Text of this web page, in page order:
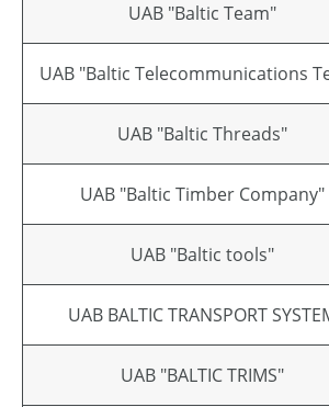
UAB "Baltic Team"
UAB "Baltic Telecommunications
UAB "Baltic Threads"
UAB "Baltic Timber Company"
UAB "Baltic tools"
UAB BALTIC TRANSPORT
UAB "BALTIC TRIMS"